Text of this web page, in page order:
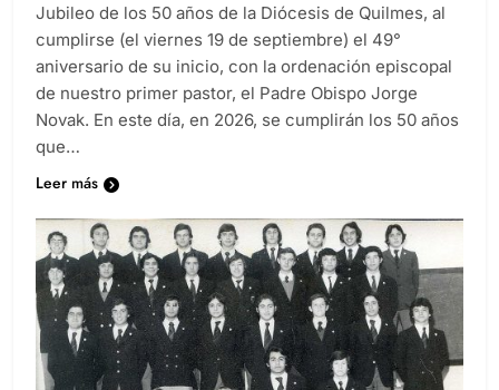
Jubileo de los 50 años de la Diócesis de Quilmes, al
cumplirse (el viernes 19 de septiembre) el 49°
aniversario de su inicio, con la ordenación episcopal
de nuestro primer pastor, el Padre Obispo Jorge
Novak. En este día, en 2026, se cumplirán los 50 años
que…
Leer más